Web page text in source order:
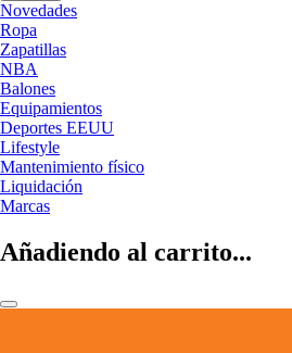
Novedades
Ropa
Zapatillas
NBA
Balones
Equipamientos
Deportes EEUU
Lifestyle
Mantenimiento físico
Liquidación
Marcas
Añadiendo al carrito...